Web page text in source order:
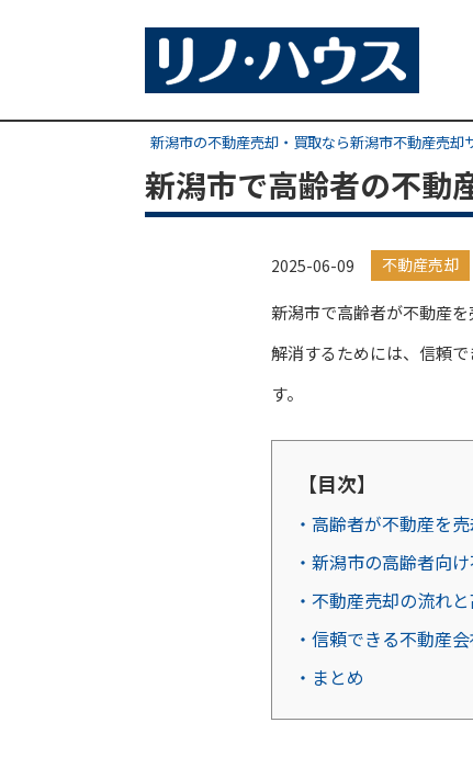
新潟市の不動産売却・買取なら新潟市不動産売却
新潟市で高齢者の不動
2025-06-09 不動産売却
新潟市で高齢者が不動産
解消するためには、信頼
す。
【目次】
・高齢者が不動産を
・新潟市の高齢者向
・不動産売却の流れ
・信頼できる不動産
・まとめ